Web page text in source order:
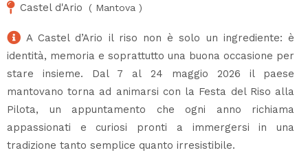
Castel d'Ario ( Mantova )
A Castel d’Ario il riso non è solo un ingrediente: è
identità, memoria e soprattutto una buona occasione per
stare insieme. Dal 7 al 24 maggio 2026 il paese
mantovano torna ad animarsi con la Festa del Riso alla
Pilota, un appuntamento che ogni anno richiama
appassionati e curiosi pronti a immergersi in una
tradizione tanto semplice quanto irresistibile.